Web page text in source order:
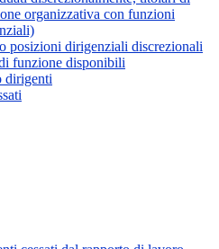
organizzativa con funzioni
posizioni dirigenziali discrezionali
funzione disponibili
dirigenti